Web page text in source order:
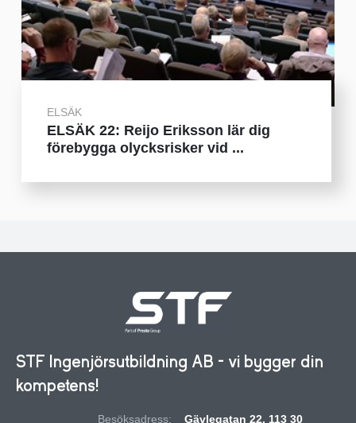
ELSÄK
ELSÄK 22: Reijo Eriksson lär dig
förebygga olycksrisker vid ...
STF Ingenjörsutbildning AB - vi bygger din
kompetens!
Besöksadress:
Gävlegatan 22, 113 30